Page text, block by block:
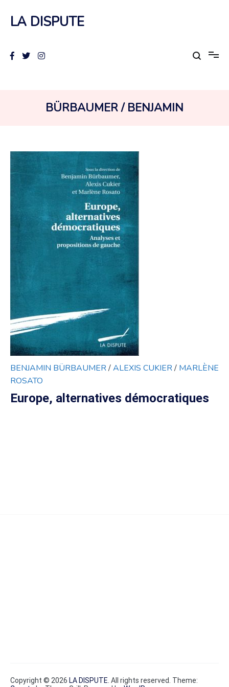
contenu
LA DISPUTE
AUTEUR :
BÜRBAUMER / BENJAMIN
BENJAMIN BÜRBAUMER/ALEXIS CUKIER/ MARLÈNE
ROSATO
Europe, alternatives démocratiques
Copyright © 2026 LA DISPUTE . All rights reserved. Theme: